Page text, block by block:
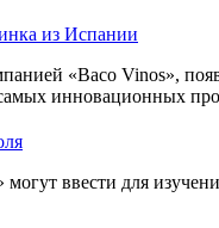
из Испании
«Baco Vinos»,
инновационных
ввести для